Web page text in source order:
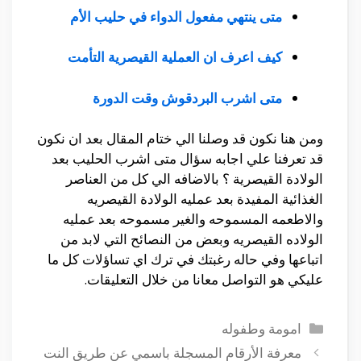
متى ينتهي مفعول الدواء في حليب الأم
كيف اعرف ان العملية القيصرية التأمت
متى اشرب البردقوش وقت الدورة
ومن هنا نكون قد وصلنا الي ختام المقال بعد ان نكون
قد تعرفنا علي اجابه سؤال متى اشرب الحليب بعد
الولادة القيصرية ؟ بالاضافه الي كل من العناصر
الغذائية المفيدة بعد عمليه الولادة القيصريه
والاطعمه المسموحه والغير مسموحه بعد عمليه
الولاده القيصريه وبعض من النصائح التي لابد من
اتباعها وفي حاله رغبتك في ترك اي تساؤلات كل ما
عليكي هو التواصل معانا من خلال التعليقات.
التصنيفات
امومة وطفوله
معرفة الأرقام المسجلة باسمي عن طريق النت